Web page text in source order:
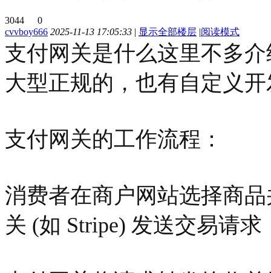
3044
0
cvvboy666 2025-11-13 17:05:33 | 显示全部楼层 |阅读模式
支付网关是什么这里不多
大型正规的，也有自定义
支付网关的工作流程：
消费者在商户网站选择商
关 (如 Stripe) 发送交易请求